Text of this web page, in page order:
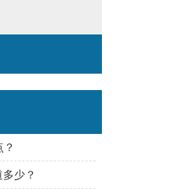
少？